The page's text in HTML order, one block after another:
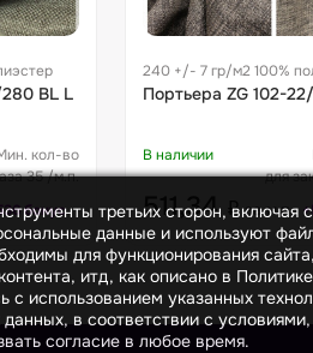
BL L
кол-во
35 /м.п.
бонус
240 +/- 7 гр/м2 100%
Портьера ZG 102-
В наличии
для
511,34 ₽ за м.п.
третьих сторон, включая
данные и используют
для функционирования
итд, как описано в
с использованием указанных
в соответствии с
согласие в любое время.